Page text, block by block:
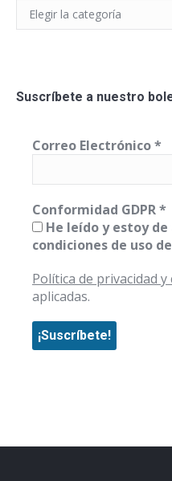
Categorías
Suscríbete a nuestro
Correo Electrónico*
Conformidad GDPR*
He leído y estoy
condiciones de uso
Política de privacidad
aplicadas.